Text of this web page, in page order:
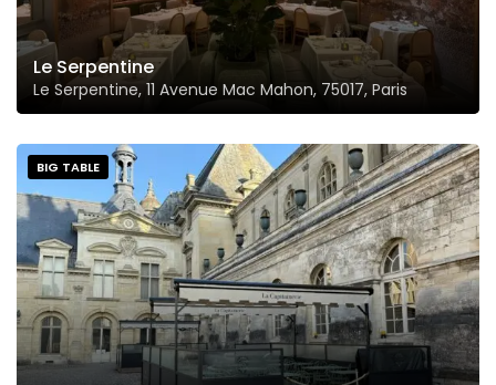
Le Serpentine
Le Serpentine, 11 Avenue Mac Mahon, 75017, Paris
BIG TABLE